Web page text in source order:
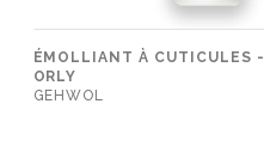
ÉMOLLIANT À CUTICULES -
ORLY
GEHWOL